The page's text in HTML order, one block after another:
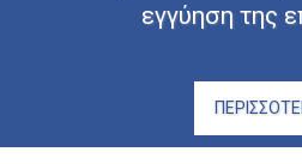
εγγύηση της